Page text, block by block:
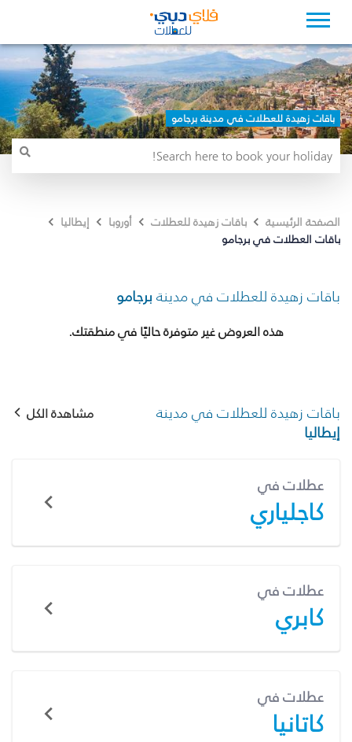
باقات زهيدة للعطلات في مدينة برجامو
الصفحة الرئيسية باقات زهيدة للعطلات أوروبا
إيطاليا
باقات العطلات في برجامو
باقات زهيدة للعطلات في مدينة برجامو
هذه العروض غير متوفرة حاليًا في منطقتك.
باقات زهيدة للعطلات في مدينة
إيطاليا
مشاهدة الكل
عطلات في
كاجلياري
عطلات في
كابري
عطلات في
كاتانيا